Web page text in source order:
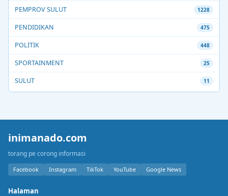
PEMPROV SULUT 1228
PENDIDIKAN 475
POLITIK 448
SPORTAINMENT 25
SULUT 11
inimanado.com
torang pe corong informasi
Facebook Instagram TikTok YouTube Google News
Halaman